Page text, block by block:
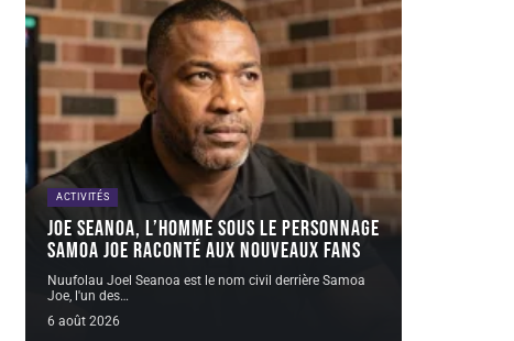
ACTIVITÉS
Joe Seanoa, l’homme sous le personnage
Samoa Joe raconté aux nouveaux fans
Nuufolau Joel Seanoa est le nom civil derrière Samoa
Joe, l'un des…
6 août 2026